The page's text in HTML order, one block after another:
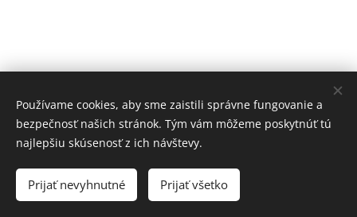
Rabekka Art s.r.o.
Vytvorené službouWebnode
Používame cookies, aby sme zaistili správne fungovanie a
bezpečnosť našich stránok. Tým vám môžeme poskytnúť tú
najlepšiu skúsenosť z ich návštevy.
Prijať nevyhnutné Prijať všetko